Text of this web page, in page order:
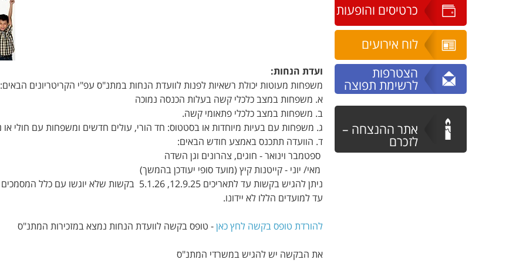
כרטיסים והופעות
לוח אירועים
הצטרפות
לרשימת תפוצה
אתר ההנצחה –
לזכרם
ועדת הנחות:
משפחות מעוטות יכולת רשאיות לפנות לוועדת הנחות במתנ"ס עפ"י הקריטריונים הבאים:
א. משפחות במצב כלכלי קשה בעלות הכנסה נמוכה
ב. משפחות במצב כלכלי פתאומי קשה.
ג. משפחות עם בעיות מיוחדות או בסטטוס: חד הורי, עולים חדשים ומשפחות עם חולי או
ד. הוועדה תתכנס באמצע חודש הבאים:
ספטמבר וינואר - חוגים, צהרונים וגן השדה
מאי/ יוני - קייטנות קיץ (מועד סופי יעודכן בהמשך)
ניתן להגיש בקשות עד לתאריכים 12.9.25, 5.1.26 בקשות שלא יוגשו עם כלל המסמכים הנדרשים
עד למועדים הללו לא יידונו.
להורדת טופס בקשה לחץ כאן- טופס בקשה לוועדת הנחות נמצא במזכירות המתנ"ס
את הבקשה יש להגיש במשרדי המתנ"ס